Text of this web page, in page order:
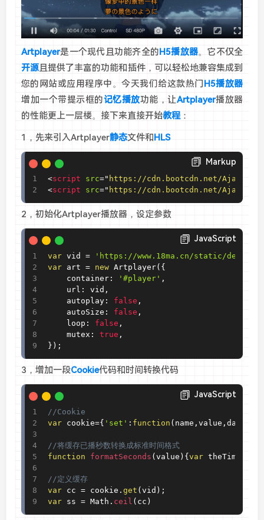
Artplayer是一个现代且功能齐全的H5播放器。它不仅全
开源 且提供了丰富的功能和插件，可以轻松地兼容集成到
您的网站或应用程序中。今天我们给这款热门 H5播放器
增加一个带提示框的记忆播放功能，让Artplayer播放器
的性能更上一层楼。接下来直接开始教程 ：
1，先来引入Artplayer静态文件和HLS
Markup
<script src=" https://cdn.bootcdn.net/Ajax/
<script src=" https://cdn.bootcdn.net/Ajax/
2，初始化Artplayer播放器，设定参数
JavaScript
var vid =
'https://www.18ma.cn/static/
var art = new Artplayer( {
	container
: '#player' ,
	url
: vid ,
	autoplay
: false ,
	autoSize
: false ,
	loop
: false ,
	mutex
: true ,
} ) ;
3，增加一段Cookie代码和时间转换代码
JavaScript
//Cookie
var cookie={ 'set' : function ( name , value , days
//将缓存已播秒数转换成标准时间格式
function formatSeconds (value ) {var theTime
//定义缓存
var cc = cookie . get (vid ) ;
var ss = Math . ceil ( cc )